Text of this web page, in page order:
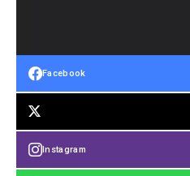
Facebook
Instagram